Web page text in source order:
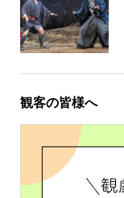
観客の皆様へ